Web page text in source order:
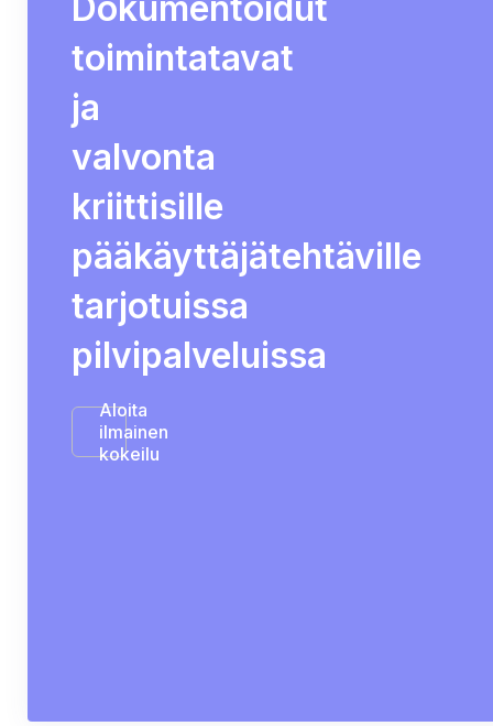
toimintatavat
ja
valvonta
kriittisille
pääkäyttäjätehtäville
tarjotuissa
pilvipalveluissa
Aloita
ilmainen
kokeilu